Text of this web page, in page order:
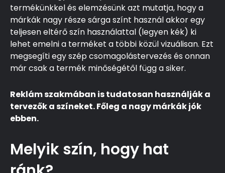
termékünkkel és elemzésünk azt mutatja, hogy a
márkák nagy része sárga színt használ akkor egy
teljesen eltérő szín használattal (legyen kék) ki
lehet emelni a terméket a többi közül vizuálisan. Ezt
megsegíti egy szép csomagolástervezés és onnan
már csak a termék minőségétől függ a siker.
Reklám szakmában is tudatosan használják a
tervezők a színeket. Főleg a nagy márkák jók
ebben.
Melyik szín, hogy hat